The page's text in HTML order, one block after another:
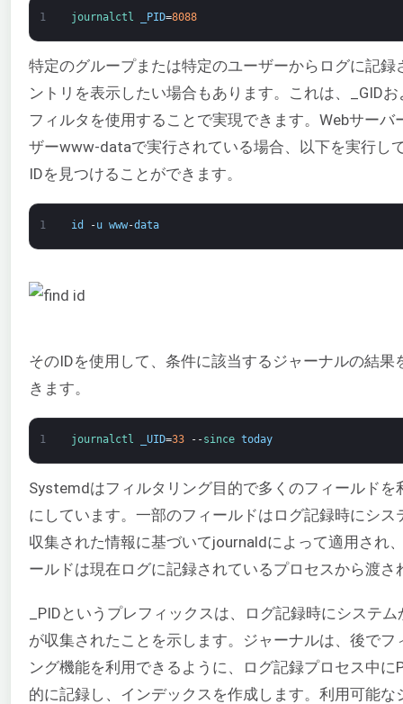
1 journalctl _PID=8088
特定のグループまたは特定のユーザーからログに記録
ントリを表示したい場合もあります。これは、_GIDお
フィルタを使用することで実現できます。Webサーバ
ザーwww-dataで実行されている場合、以下を実行し
IDを見つけることができます。
1 id -u www-data
そのIDを使用して、条件に該当するジャーナルの結果
きます。
1 journalctl _UID=33 --since today
Systemdはフィルタリング目的で多くのフィールドを
にしています。一部のフィールドはログ記録時にシス
収集された情報に基づいてjournaldによって適用され
ールドは現在ログに記録されているプロセスから渡さ
_PIDというプレフィックスは、ログ記録時にシステ
が収集されたことを示します。ジャーナルは、後でフ
ング機能を利用できるように、ログ記録プロセス中に
的に記録し、インデックスを作成します。利用可能な